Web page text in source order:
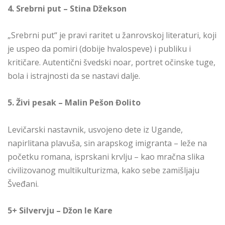
4. Srebrni put – Stina Džekson
„Srebrni put“ je pravi raritet u žanrovskoj literaturi, koji
je uspeo da pomiri (dobije hvalospeve) i publiku i
kritičare. Autentični švedski noar, portret očinske tuge,
bola i istrajnosti da se nastavi dalje.
5. Živi pesak – Malin Pešon Đolito
Levičarski nastavnik, usvojeno dete iz Ugande,
napirlitana plavuša, sin arapskog imigranta – leže na
početku romana, isprskani krvlju – kao mračna slika
civilizovanog multikulturizma, kako sebe zamišljaju
Šveđani.
5+ Silvervju – Džon le Kare